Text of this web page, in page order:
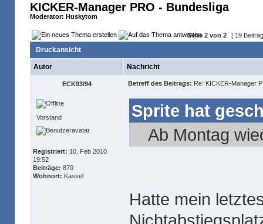
KICKER-Manager PRO - Bundesliga
Moderator: Huskytom
Seite 2 von 2 [ 19
Druckansicht
Autor Nachricht
ECK93/94 Betreff des Beitrags: Re: KICKER-Manager
Vorstand
Registriert: 10. Feb 2010
19:52
Beiträge: 870
Wohnort: Kassel
Sprite hat
Ab Montag
Hatte mein